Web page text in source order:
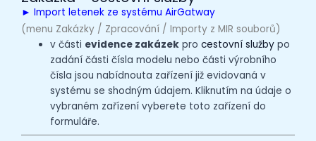
► Import letenek ze systému AirGatway
(menu Zakázky / Zpracování / Importy z MIR souborů)
v části evidence zakázek procestovní služby po
zadání části čísla modelu nebo části výrobního
čísla jsou nabídnouta zařízení již evidovaná v
systému se shodným údajem. Kliknutím na údaje o
vybraném zařízení vyberete toto zařízení do
formuláře.